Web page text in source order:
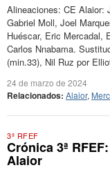
Alineaciones: CE Alaior:
Gabriel Moll, Joel
Huéscar, Eric Mercadal,
Carlos Nnabama.
(min.33), Nil Ruz por
24 de marzo de 2024
Relacionados: Alaior,
3ª RFEF
Crónica 3ª
Alaior